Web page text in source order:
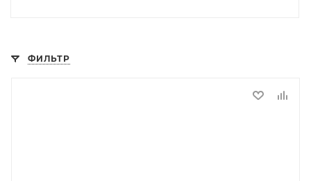
ФИЛЬТР